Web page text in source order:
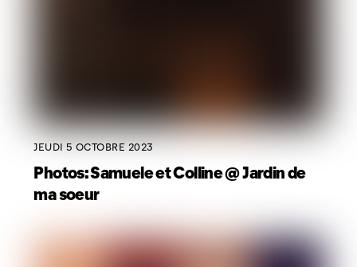
JEUDI 5 OCTOBRE 2023
Photos: Samuele et Colline @ Jardin de
ma soeur